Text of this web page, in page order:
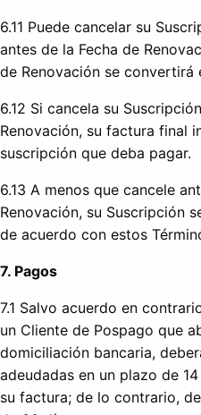
6.11 Puede cancelar su
antes de la Fecha de
de Renovación se convertirá
6.12 Si cancela su
Renovación, su factura final
suscripción que deba pagar.
6.13 A menos que cancele
Renovación, su Suscripción
de acuerdo con estos
7. Pagos
7.1 Salvo acuerdo en
un Cliente de Pospago que
domiciliación bancaria,
adeudadas en un plazo de
su factura; de lo contrario,